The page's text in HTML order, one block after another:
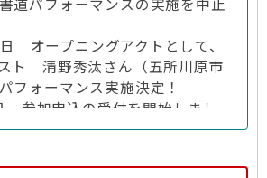
オープニングアクトとして、
ト 清野秀汰さん（五所川原市
フォーマンス実施決定！
参加申込の受付を開始しまし